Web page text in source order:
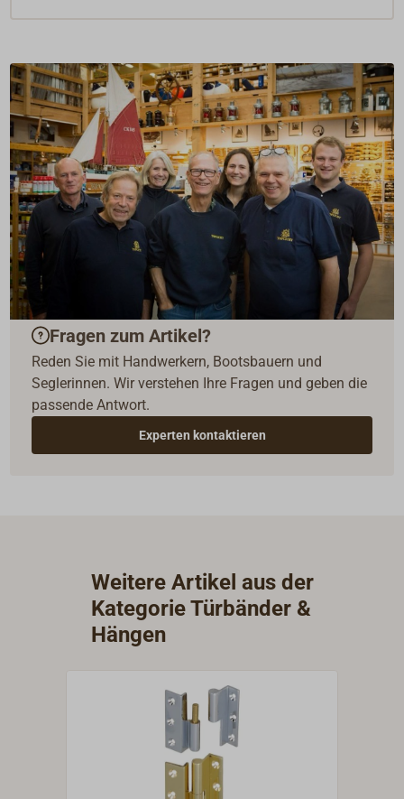
Fragen zum Artikel?
Reden Sie mit Handwerkern, Bootsbauern und
Seglerinnen. Wir verstehen Ihre Fragen und geben die
passende Antwort.
Experten kontaktieren
Weitere Artikel aus der
Kategorie Türbänder &
Hängen